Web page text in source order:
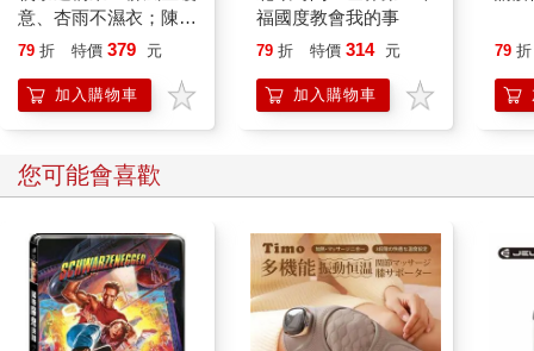
意、杏雨不濕衣；陳亮
恭談以心轉境的適齡漫
79 折 特價 379 元
加入購物車
福國度教會我的事
79 折 特價 314 元
加入購物車
79 折
您可能會喜歡